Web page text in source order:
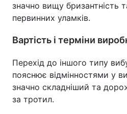
значно вищу бризантність
первинних уламків.
Вартість і терміни
Перехід до іншого типу
пояснює відмінностями у
значно складніший та
за тротил.